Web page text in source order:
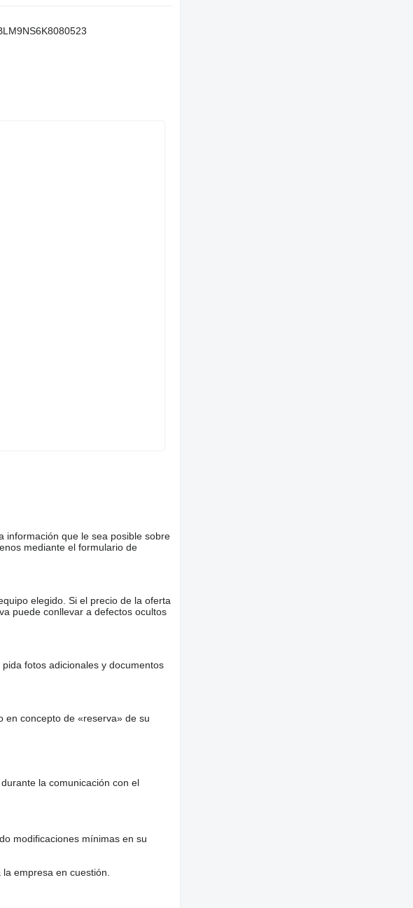
información que le sea posible sobre
mediante el formulario de
elegido. Si el precio de la oferta
puede conllevar a defectos ocultos
fotos adicionales y documentos
en concepto de «reserva» de su
la comunicación con el
modificaciones mínimas en su
empresa en cuestión.